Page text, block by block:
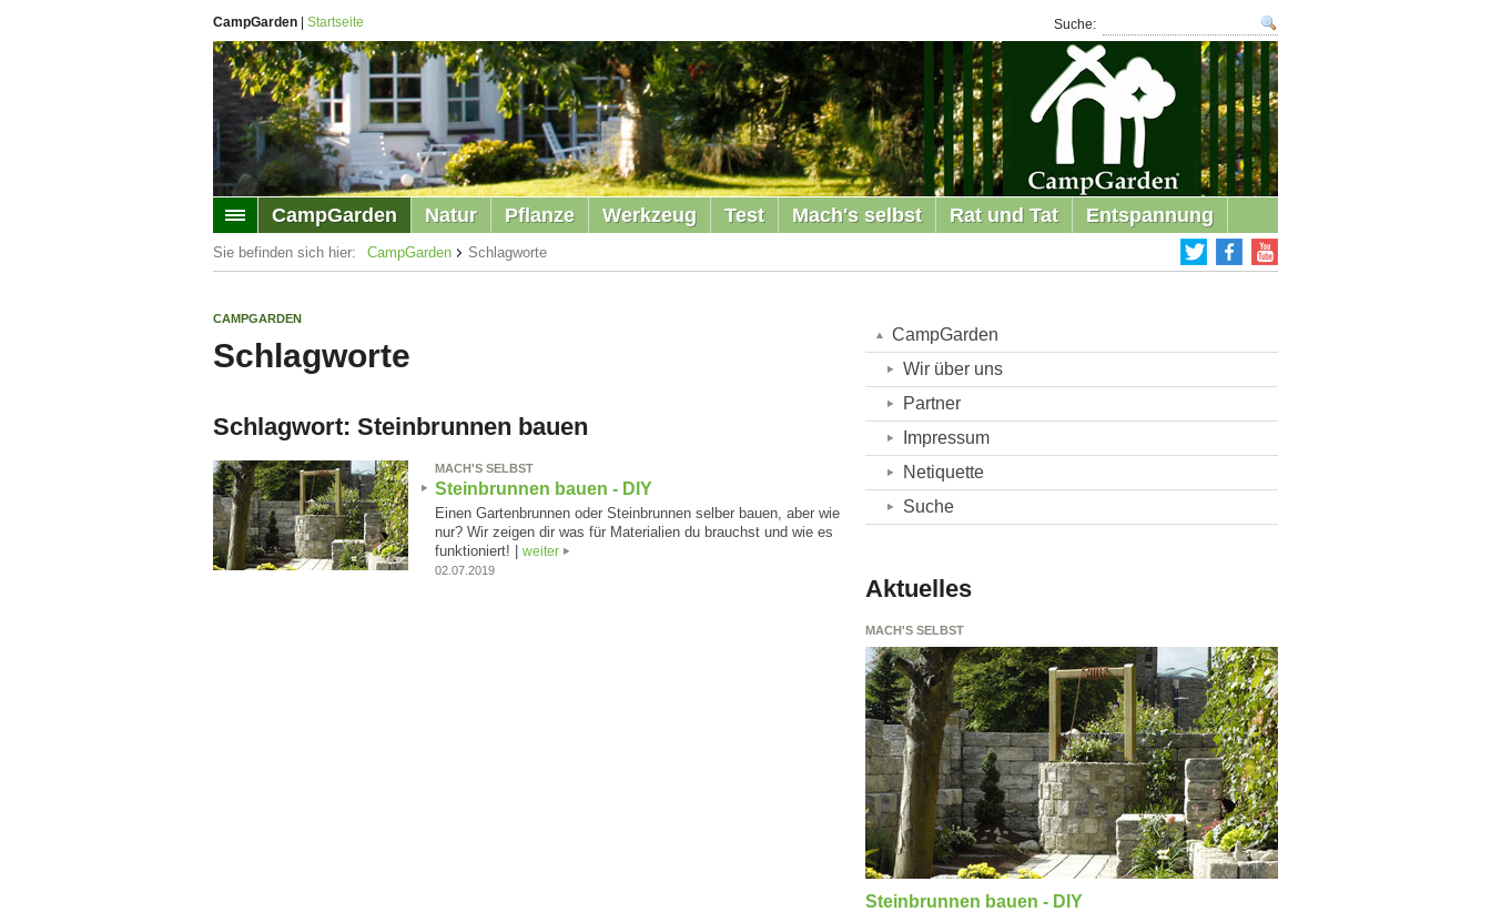
CampGarden Startseite Suche:
CampGarden Natur Pflanze Werkzeug Test Mach's selbst Rat und Tat Entspannung
Sie befinden sich hier: CampGarden Schlagworte
CAMPGARDEN
Schlagworte
Schlagwort: Steinbrunnen bauen
MACH'S SELBST
Steinbrunnen bauen - DIY
Einen Gartenbrunnen oder Steinbrunnen selber bauen, aber wie
nur? Wir zeigen dir was für Materialien du brauchst und wie es
funktioniert! | weiter
02.07.2019
CampGarden
Wir über uns
Partner
Impressum
Netiquette
Suche
Aktuelles
MACH'S SELBST
Steinbrunnen bauen - DIY